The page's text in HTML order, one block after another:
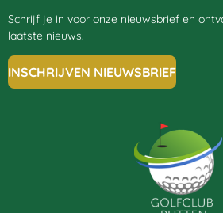
Schrijf je in voor onze nieuwsbrief en
laatste nieuws.
INSCHRIJVEN NIEUWSBRIEF